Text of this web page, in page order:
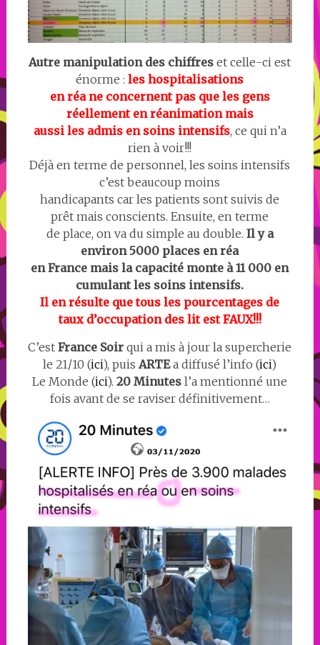
Autre manipulation des chiffreset celle-ci est
énorme : les hospitalisations
en réa ne concernent pas que les gens
réellement en réanimation mais
aussi les admis en soins intensifs, ce qui n’a
rien à voir!!!
Déjà en terme de personnel, les soins intensifs
c’est beaucoup moins
handicapants car les patients sont suivis de
prêt mais conscients. Ensuite, en terme
de place, on va du simple au double. Il y a
environ 5000 places en réa
en France mais la capacité monte à 11 000 en
cumulant les soins intensifs.
Il en résulte que tous les pourcentages de
taux d’occupation des lit est FAUX!!!
C’estFrance Soir qui a mis à jour la supercherie
le 21/10 (ici), puisARTEa diffusé l’info (ici)
Le Monde (ici).20 Minutes l’a mentionné une
fois avant de se raviser définitivement…